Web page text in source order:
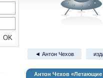
◄ Антон Чехов
Антон Чехов «Летающие